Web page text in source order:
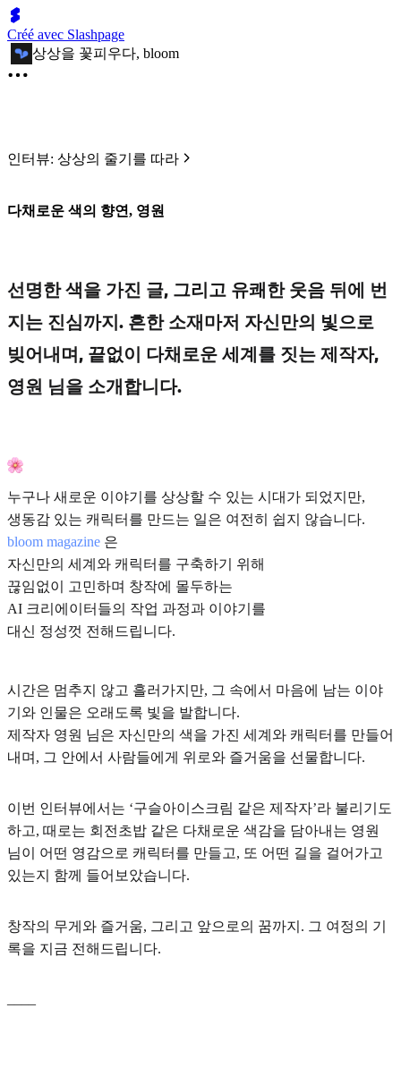
Créé avec Slashpage
상상을 꽃피우다, bloom
인터뷰: 상상의 줄기를 따라
다채로운 색의 향연, 영원
선명한 색을 가진 글, 그리고 유쾌한 웃음 뒤에 번
지는 진심까지. 흔한 소재마저 자신만의 빛으로
빚어내며, 끝없이 다채로운 세계를 짓는 제작자,
영원 님을 소개합니다.
누구나 새로운 이야기를 상상할 수 있는 시대가 되었지만,
생동감 있는 캐릭터를 만드는 일은 여전히 쉽지 않습니다.
bloom magazine 은
자신만의 세계와 캐릭터를 구축하기 위해
끊임없이 고민하며 창작에 몰두하는
AI 크리에이터들의 작업 과정과 이야기를
대신 정성껏 전해드립니다.
시간은 멈추지 않고 흘러가지만, 그 속에서 마음에 남는 이야
기와 인물은 오래도록 빛을 발합니다.
제작자 영원 님은 자신만의 색을 가진 세계와 캐릭터를 만들어
내며, 그 안에서 사람들에게 위로와 즐거움을 선물합니다.
이번 인터뷰에서는 ‘구슬아이스크림 같은 제작자’라 불리기도
하고, 때로는 회전초밥 같은 다채로운 색감을 담아내는 영원
님이 어떤 영감으로 캐릭터를 만들고, 또 어떤 길을 걸어가고
있는지 함께 들어보았습니다.
창작의 무게와 즐거움, 그리고 앞으로의 꿈까지. 그 여정의 기
록을 지금 전해드립니다.